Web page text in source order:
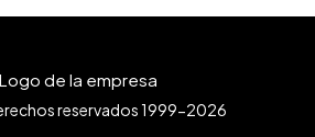
reservados 1999-2026